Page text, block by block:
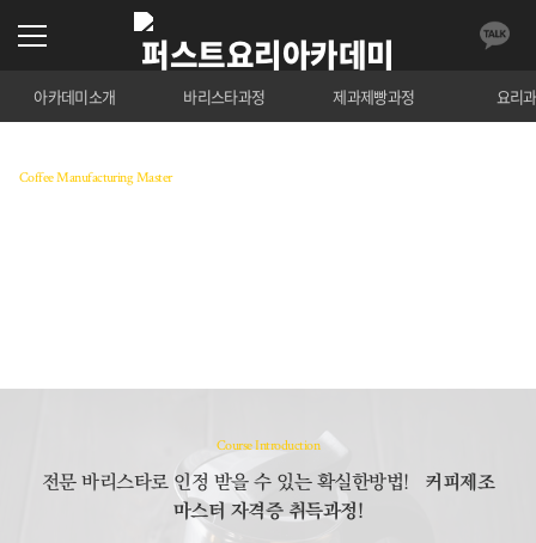
아카데미소개 바리스타과정 제과제빵과정 요리
Coffee Manufacturing Master
Course Introduction
전문 바리스타로 인정 받을 수 있는 확실한방법!
커피제조
마스터 자격증 취득과정!